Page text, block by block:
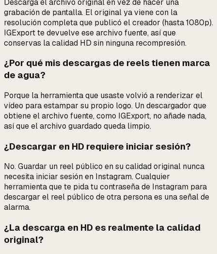
grabación de pantalla. El original ya viene con la
resolución completa que publicó el creador (hasta 1080p).
IGExport te devuelve ese archivo fuente, así que
conservas la calidad HD sin ninguna recompresión.
¿Por qué mis descargas de reels tienen marca
de agua?
Porque la herramienta que usaste volvió a renderizar el
vídeo para estampar su propio logo. Un descargador que
obtiene el archivo fuente, como IGExport, no añade nada,
así que el archivo guardado queda limpio.
¿Descargar en HD requiere iniciar sesión?
No. Guardar un reel público en su calidad original nunca
necesita iniciar sesión en Instagram. Cualquier
herramienta que te pida tu contraseña de Instagram para
descargar el reel público de otra persona es una señal de
alarma.
¿La descarga en HD es realmente la calidad
original?